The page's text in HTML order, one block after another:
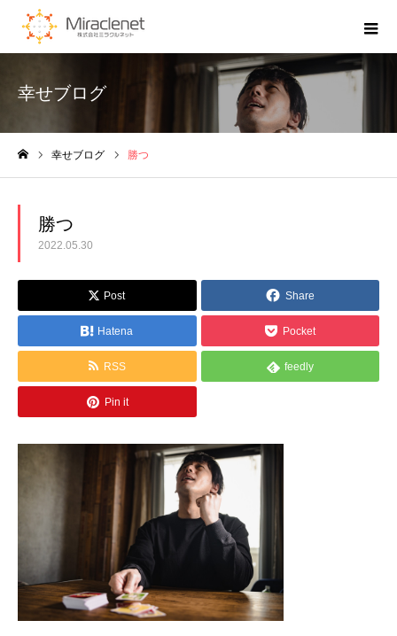
幸せブログ
幸せブログ 勝つ
勝つ
2022.05.30
Post Share
Hatena Pocket
RSS feedly
Pin it